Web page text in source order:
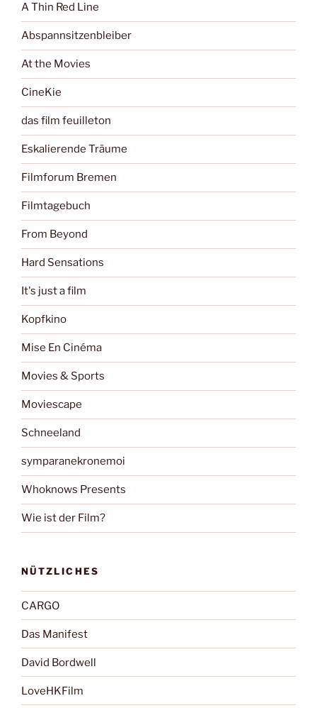
A Thin Red Line
Abspannsitzenbleiber
At the Movies
CineKie
das film feuilleton
Eskalierende Träume
Filmforum Bremen
Filmtagebuch
From Beyond
Hard Sensations
It's just a film
Kopfkino
Mise En Cinéma
Movies & Sports
Moviescape
Schneeland
symparanekronemoi
Whoknows Presents
Wie ist der Film?
NÜTZLICHES
CARGO
Das Manifest
David Bordwell
LoveHKFilm